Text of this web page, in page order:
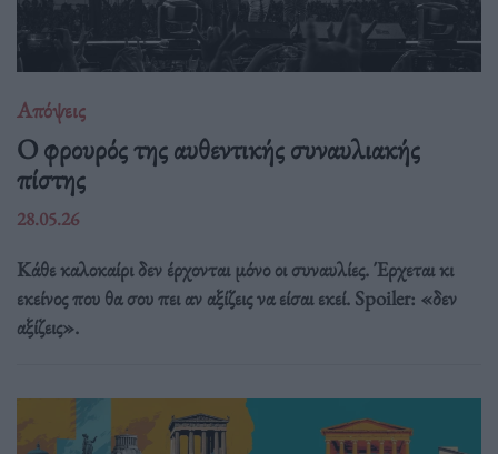
Απόψεις
O φρουρός της αυθεντικής συναυλιακής
πίστης
28.05.26
Κάθε καλοκαίρι δεν έρχονται μόνο οι συναυλίες. Έρχεται κι
εκείνος που θα σου πει αν αξίζεις να είσαι εκεί. Spoiler: «δεν
αξίζεις».